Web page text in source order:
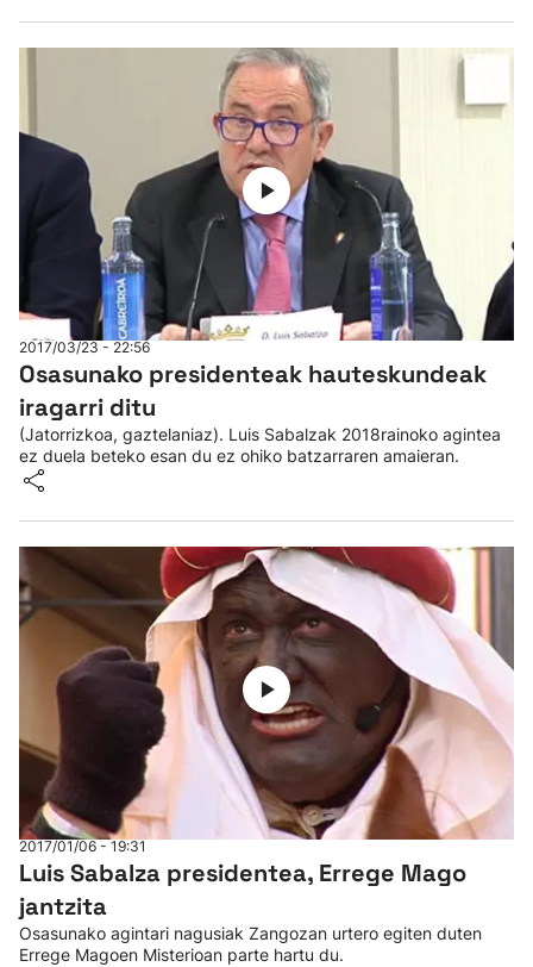
2017/03/23 - 22:56
Osasunako presidenteak hauteskundeak
iragarri ditu
(Jatorrizkoa, gaztelaniaz). Luis Sabalzak 2018rainoko agintea
ez duela beteko esan du ez ohiko batzarraren amaieran.
2017/01/06 - 19:31
Luis Sabalza presidentea, Errege Mago
jantzita
Osasunako agintari nagusiak Zangozan urtero egiten duten
Errege Magoen Misterioan parte hartu du.